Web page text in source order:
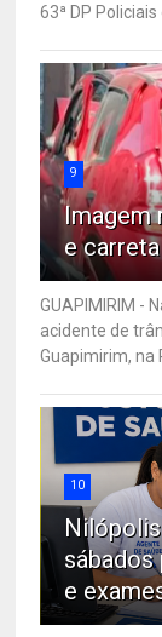
63ª DP Policiais
9
Imagem
e
GUAPIMIRIM -
acidente de
Guapimirim, na
10
sábados
e